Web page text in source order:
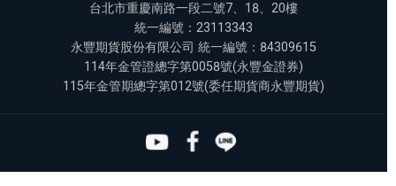
台北市重慶南路一段二號7、18、20樓
統一編號：23113343
永豐期貨股份有限公司 統一編號：84309615
114年金管證總字第0058號(永豐金證券)
115年金管期總字第012號(委任期貨商永豐期貨)
Facebook